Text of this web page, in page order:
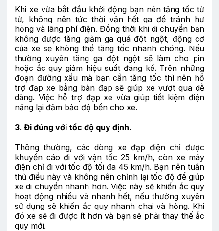
Khi xe vừa bắt đầu khởi động bạn nên tăng tốc từ
từ, không nên tức thời vặn hết ga để tránh hư
hỏng và lãng phí điện. Đồng thời khi di chuyển bạn
không được tăng giảm ga quá đột ngột, động cơ
của xe sẽ không thể tăng tốc nhanh chóng. Nếu
thường xuyên tăng ga đột ngột sẽ làm cho pin
hoặc ắc quy giảm hiệu suất đáng kể. Trên những
đoạn đường xấu mà bạn cần tăng tốc thì nên hỗ
trợ đạp xe bằng bàn đạp sẽ giúp xe vượt qua dễ
dàng. Việc hỗ trợ đạp xe vừa giúp tiết kiệm điện
năng lại đảm bảo độ bền cho xe.
3. Đi đúng với tốc độ quy định.
Thông thường, các dòng xe đạp điện chỉ được
khuyến cáo đi với vận tốc 25 km/h, còn xe máy
điện chỉ đi với tốc độ tối đa 45 km/h. Bạn nên tuân
thủ điều này và không nên chỉnh lại tốc độ để giúp
xe di chuyển nhanh hơn. Việc này sẽ khiến ắc quy
hoạt động nhiều và nhanh hết, nếu thường xuyên
sử dụng sẽ khiến ắc quy nhanh chai và hỏng. Khi
đó xe sẽ đi được ít hơn và bạn sẽ phải thay thế ắc
quy mới.